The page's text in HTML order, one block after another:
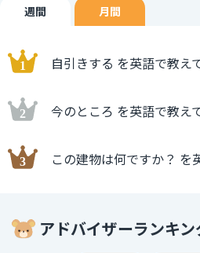
週間 月間
自引きする を英語で教え
今のところ を英語で教え
この建物は何ですか？ を
アドバイザーランキン